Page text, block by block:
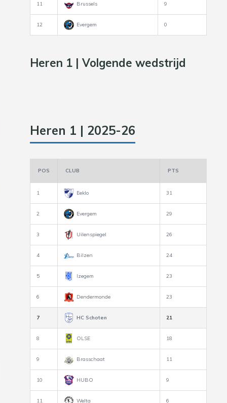
11 Brussels 9
12 Evergem 0
Heren 1 | Volgende wedstrijd
Heren 1 | 2025-26
POS CLUB PTS
1 Eeklo 31
2 Evergem 29
3 Uilenspiegel 26
4 Bilzen 24
5 Izegem 23
6 Dendermonde 23
7 HC Schoten 21
8 OLSE 18
9 Brasschaat 11
10 HUBO 9
11 Welta 6